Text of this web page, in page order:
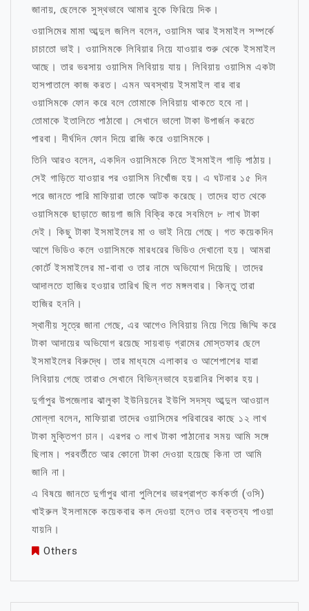
জানায়, ছেলেকে সুস্থভাবে আমার বুকে ফিরিয়ে দিক।
ওয়াসিমের মামা আব্দুল জলিল বলেন, ওয়াসিম আর ইসমাইল সম্পর্কে
চাচাতো ভাই। ওয়াসিমকে লিবিয়ার নিয়ে যাওয়ার শুরু থেকে ইসমাইল
আছে। তার ভরসায় ওয়াসিম লিবিয়ায় যায়। লিবিয়ায় ওয়াসিম একটা
হাসপাতালে কাজ করত। এমন অবস্থায় ইসমাইল বার বার
ওয়াসিমকে ফোন করে বলে তোমাকে লিবিয়ায় থাকতে হবে না।
তোমাকে ইতালিতে পাঠাবো। সেখানে ভালো টাকা উপার্জন করতে
পারবা। দীর্ঘদিন ফোন দিয়ে রাজি করে ওয়াসিমকে।
তিনি আরও বলেন, একদিন ওয়াসিমকে নিতে ইসমাইল গাড়ি পাঠায়।
সেই গাড়িতে যাওয়ার পর ওয়াসিম নিখোঁজ হয়। এ ঘটনার ১৫ দিন
পরে জানতে পারি মাফিয়ারা তাকে আটক করেছে। তাদের হাত থেকে
ওয়াসিমকে ছাড়াতে জায়গা জমি বিক্রি করে সবমিলে ৮ লাখ টাকা
দেই। কিছু টাকা ইসমাইলের মা ও ভাই নিয়ে গেছে। গত কয়েকদিন
আগে ভিডিও কলে ওয়াসিমকে মারধরের ভিডিও দেখানো হয়। আমরা
কোর্টে ইসমাইলের মা-বাবা ও তার নামে অভিযোগ দিয়েছি। তাদের
আদালতে হাজির হওয়ার তারিখ ছিল গত মঙ্গলবার। কিন্তু তারা
হাজির হননি।
স্থানীয় সূত্রে জানা গেছে, এর আগেও লিবিয়ায় নিয়ে গিয়ে জিম্মি করে
টাকা আদায়ের অভিযোগ রয়েছে সায়বাড় গ্রামের মোস্তফার ছেলে
ইসমাইলের বিরুদ্ধে। তার মাধ্যমে এলাকার ও আশেপাশের যারা
লিবিয়ায় গেছে তারাও সেখানে বিভিন্নভাবে হয়রানির শিকার হয়।
দুর্গাপুর উপজেলার ঝালুকা ইউনিয়নের ইউপি সদস্য আব্দুল আওয়াল
মোল্লা বলেন, মাফিয়ারা তাদের ওয়াসিমের পরিবারের কাছে ১২ লাখ
টাকা মুক্তিপণ চান। এরপর ৩ লাখ টাকা পাঠানোর সময় আমি সঙ্গে
ছিলাম। পরবর্তীতে আর কোনো টাকা দেওয়া হয়েছে কিনা তা আমি
জানি না।
এ বিষয়ে জানতে দুর্গাপুর থানা পুলিশের ভারপ্রাপ্ত কর্মকর্তা (ওসি)
খাইরুল ইসলামকে কয়েকবার কল দেওয়া হলেও তার বক্তব্য পাওয়া
যায়নি।
Others